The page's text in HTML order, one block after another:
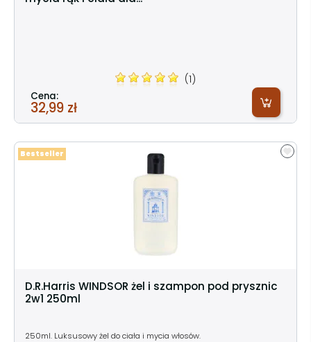
(1)
Cena:
32,99 zł
D.R.Harris WINDSOR żel i szampon pod prysznic
2w1 250ml
250ml. Luksusowy żel do ciała i mycia włosów.
Bestseller